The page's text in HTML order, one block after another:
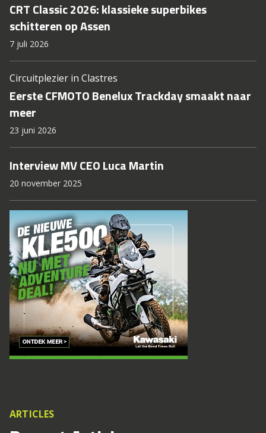
CRT Classic 2026: klassieke superbikes
schitteren op Assen
7 juli 2026
Circuitplezier in Clastres
Eerste CFMOTO Benelux Trackday smaakt naar
meer
23 juni 2026
Interview MV CEO Luca Martin
20 november 2025
ARTICLES